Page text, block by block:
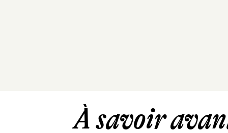
À savoir